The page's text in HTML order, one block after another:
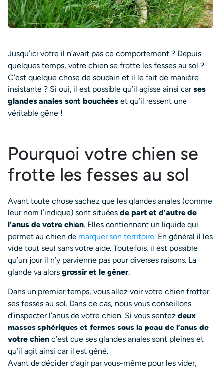
Jusqu’ici votre il n’avait pas ce comportement ? Depuis
quelques temps, votre chien se frotte les fesses au sol ?
C’est quelque chose de soudain et il le fait de manière
insistante ? Si oui, il est possible qu’il agisse ainsi carses
glandes anales sont bouchées et qu’il ressent une
véritable gêne !
Pourquoi votre chien se
frotte les fesses au sol
Avant toute chose sachez que les glandes anales (comme
leur nom l’indique) sont situées de part et d’autre de
l’anus de votre chien. Elles contiennent un liquide qui
permet au chien de marquer son territoire. En général il les
vide tout seul sans votre aide. Toutefois, il est possible
qu’un jour il n’y parvienne pas pour diverses raisons. La
glande va alors grossir et le gêner.
Dans un premier temps, vous allez voir votre chien frotter
ses fesses au sol. Dans ce cas, nous vous conseillons
d’inspecter l’anus de votre chien. Si vous sentez deux
masses sphériques et fermes sous la peau de l’anus de
votre chien c’est que ses glandes anales sont pleines et
qu’il agit ainsi car il est gêné.
Avant de décider d’agir par vous-même pour les vider,